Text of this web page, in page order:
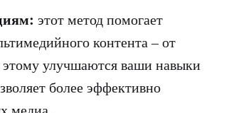
этот метод помогает
контента – от
этому улучшаются ваши навыки
более эффективно